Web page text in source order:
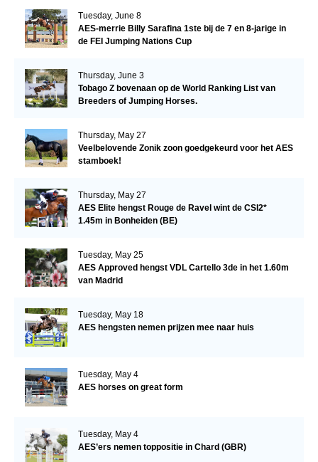
Tuesday, June 8
AES-merrie Billy Sarafina 1ste bij de 7 en 8-jarige in
de FEI Jumping Nations Cup
Thursday, June 3
Tobago Z bovenaan op de World Ranking List van
Breeders of Jumping Horses.
Thursday, May 27
Veelbelovende Zonik zoon goedgekeurd voor het AES
stamboek!
Thursday, May 27
AES Elite hengst Rouge de Ravel wint de CSI2*
1.45m in Bonheiden (BE)
Tuesday, May 25
AES Approved hengst VDL Cartello 3de in het 1.60m
van Madrid
Tuesday, May 18
AES hengsten nemen prijzen mee naar huis
Tuesday, May 4
AES horses on great form
Tuesday, May 4
AES’ers nemen toppositie in Chard (GBR)